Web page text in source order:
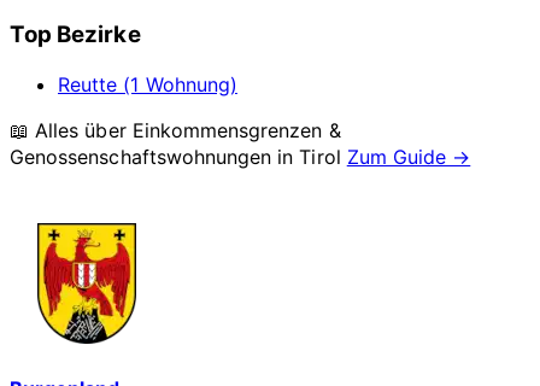
Top Bezirke
Reutte (1 Wohnung)
📖 Alles über Einkommensgrenzen &
Genossenschaftswohnungen inTirol Zum Guide →